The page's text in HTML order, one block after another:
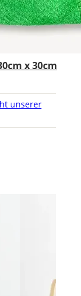
x 30cm
unserer